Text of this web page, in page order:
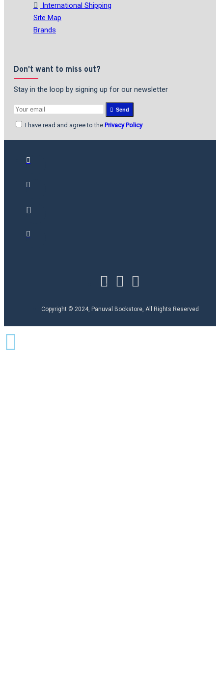
International Shipping
Site Map
Brands
Don't want to miss out?
Stay in the loop by signing up for our newsletter
Send
I have read and agree to the Privacy Policy
Copyright © 2024, Panuval Bookstore, All Rights Reserved